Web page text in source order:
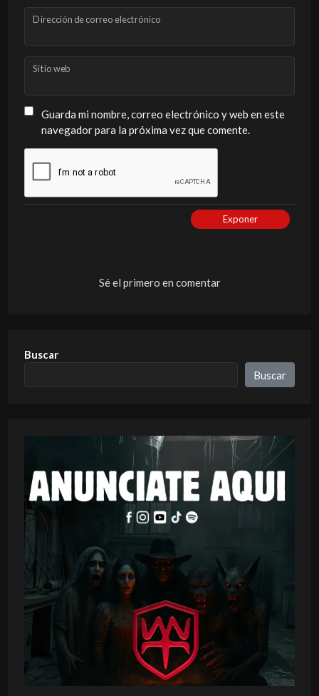
Dirección de correo electrónico
Sitio web
Guarda mi nombre, correo electrónico y web en este
navegador para la próxima vez que comente.
Exponer
Sé el primero en comentar
Buscar
Buscar